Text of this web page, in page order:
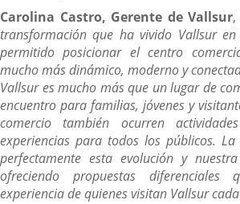
Carolina Castro, Gerente de Vallsur,
transformación que ha vivido Vallsur
permitido posicionar el centro
mucho más dinámico, moderno y
Vallsur es mucho más que un lugar de
encuentro para familias, jóvenes y
comercio también ocurren
experiencias para todos los públicos. La
perfectamente esta evolución y
ofreciendo propuestas diferenciales
experiencia de quienes visitan Vallsur